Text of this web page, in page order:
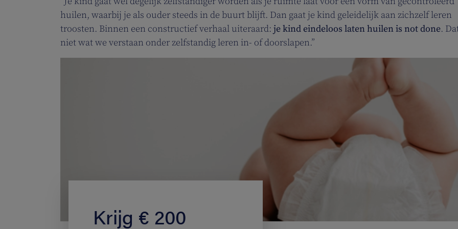
huilen, waarbij je als ouder steeds in de buurt blijft. Dan gaat je kind geleidelijk aan zichzelf leren
troosten. Binnen een constructief verhaal uiteraard: je kind eindeloos laten huilen is not done.
niet wat we verstaan onder zelfstandig leren in- of doorslapen.”
Krijg € 200